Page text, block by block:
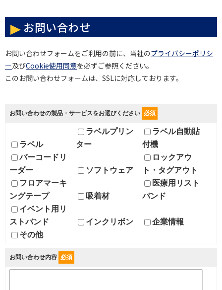
お問い合わせ
お問い合わせフォームをご利用の前に、当社のプライバシーポリシ
ー及びCookie使用同意を必ずご参照ください。
このお問い合わせフォームは、SSLに対応しております。
お問い合わせの製品・サービスをお選びください 必須
ラベル
ラベルプリン
ター
ラベル自動貼
付機
バーコードリ
ーダー
ソフトウェア
ロックアウ
ト・タグアウト
フロアマーキ
ングテープ
吸着材
医療用リスト
バンド
イベント用リ
ストバンド
インクリボン
企業情報
その他
お問い合わせ内容 必須